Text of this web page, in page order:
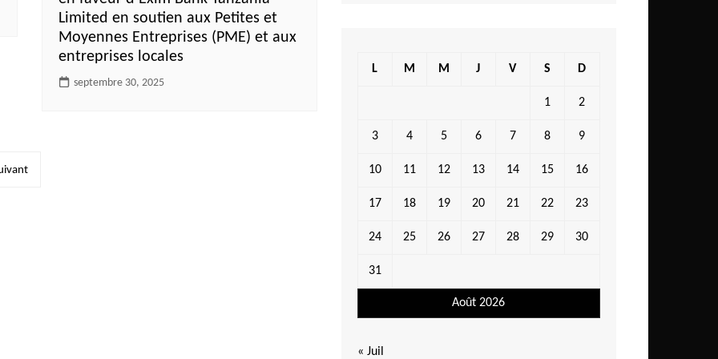
Limited en soutien aux Petites et
Moyennes Entreprises (PME) et aux
entreprises locales
septembre 30, 2025
Août 2026
L M M J V S D
1 2
3 4 5 6 7 8 9
10 11 12 13 14 15 16
17 18 19 20 21 22 23
24 25 26 27 28 29 30
31
« Juil